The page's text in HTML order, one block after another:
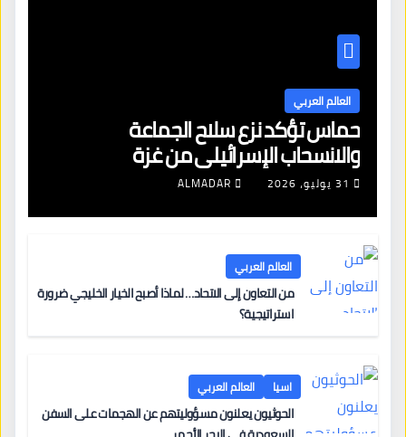
العالم العربي
حماس تؤكد نزع سلاح الجماعة
والانسحاب الإسرائيلي من غزة
31 يوليو، 2026 ALMADAR
العالم العربي
من التعاون إلى الاتحاد… لماذا أصبح الخيار الخليجي ضرورة
استراتيجية؟
اسيا العالم العربي
الحوثيون يعلنون مسؤوليتهم عن الهجمات على السفن